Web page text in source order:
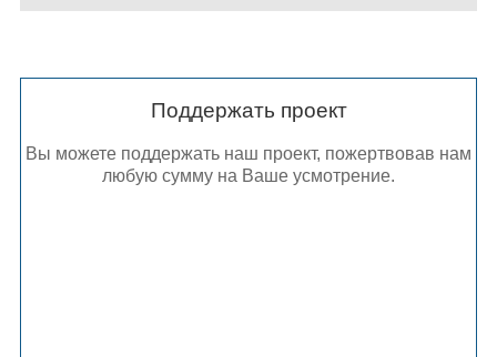
Поддержать проект
Вы можете поддержать наш проект, пожертвовав нам
любую сумму на Ваше усмотрение.